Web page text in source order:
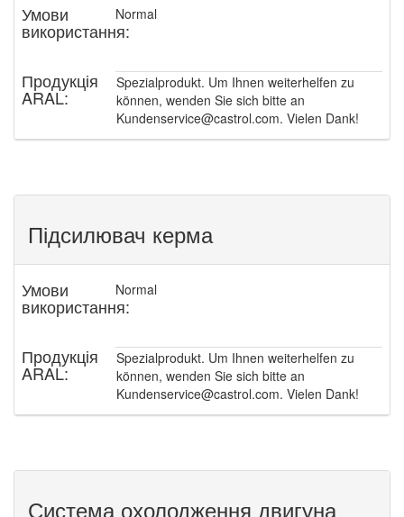
Умови
використання:
Normal
Продукція
ARAL:
Spezialprodukt. Um Ihnen weiterhelfen zu
können, wenden Sie sich bitte an
Kundenservice@castrol.com. Vielen Dank!
Підсилювач керма
Умови
використання:
Normal
Продукція
ARAL:
Spezialprodukt. Um Ihnen weiterhelfen zu
können, wenden Sie sich bitte an
Kundenservice@castrol.com. Vielen Dank!
Система охолодження двигуна